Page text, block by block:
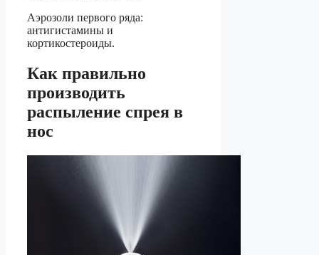
Аэрозоли первого ряда:
антигистамины и
кортикостероиды.
Как правильно
производить
распыление спрея в
нос